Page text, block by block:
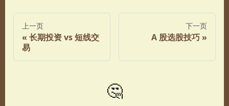
上一页
长期投资 vs 短线交
易
下一页
A 股选股技巧
🤔